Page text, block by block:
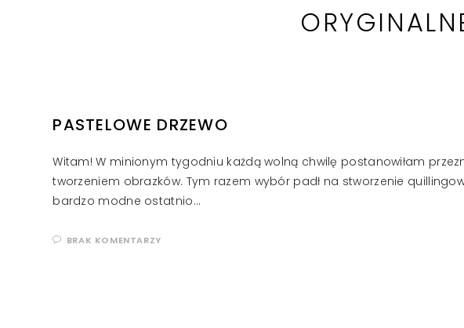
PASTELOWE DRZEWO
Witam! W minionym tygodniu każdą wolną chwilę postanowiłam
tworzeniem obrazków. Tym razem wybór padł na stworzenie
bardzo modne ostatnio…
BRAK KOMENTARZY